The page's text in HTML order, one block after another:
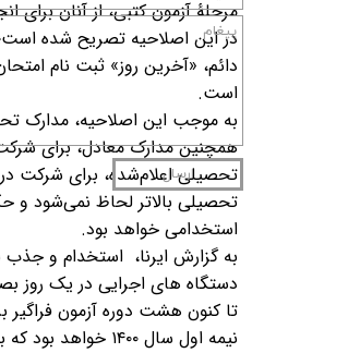
مرحلۀ آزمون کتبی، از آنان
در این اصلاحیه تصریح شده
دائم، «آخرین روز» ثبت نام
است.
به موجب این اصلاحیه، مدارک
همچنین مدارک معادل، برای
تحصیلی اعلام‌شده، برای شرکت
تحصیلی بالاتر لحاظ نمی‌شود و
استخدامی خواهد بود.
دستگاه های اجرایی در یک روز
تا کنون هشت دوره آزمون فراگیر
نیمه اول سال ۱۴۰۰ خواهد بود که بیشترین جذب نیرو به وزارت آموزش و پرورش اختصاص داده شده است.
ارسال